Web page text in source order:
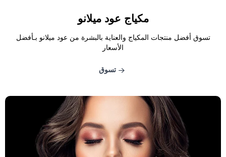
مكياج عود ميلانو
تسوق أفضل منتجات المكياج والعناية بالبشرة من عود ميلانو بـأفضل
الأسعار
تسوق